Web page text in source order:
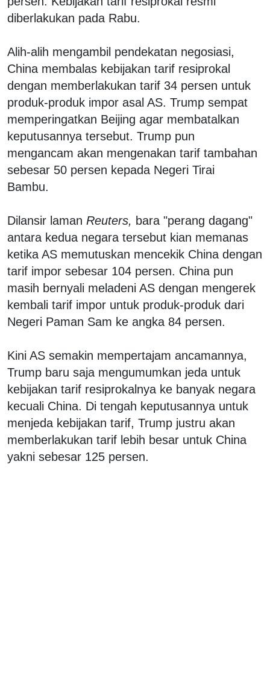
diberlakukan pada Rabu.
Alih-alih mengambil pendekatan negosiasi,
China membalas kebijakan tarif resiprokal
dengan memberlakukan tarif 34 persen untuk
produk-produk impor asal AS. Trump sempat
memperingatkan Beijing agar membatalkan
keputusannya tersebut. Trump pun
mengancam akan mengenakan tarif tambahan
sebesar 50 persen kepada Negeri Tirai
Bambu.
Dilansir laman Reuters, bara "perang dagang"
antara kedua negara tersebut kian memanas
ketika AS memutuskan mencekik China dengan
tarif impor sebesar 104 persen. China pun
masih bernyali meladeni AS dengan mengerek
kembali tarif impor untuk produk-produk dari
Negeri Paman Sam ke angka 84 persen.
Kini AS semakin mempertajam ancamannya,
Trump baru saja mengumumkan jeda untuk
kebijakan tarif resiprokalnya ke banyak negara
kecuali China. Di tengah keputusannya untuk
menjeda kebijakan tarif, Trump justru akan
memberlakukan tarif lebih besar untuk China
yakni sebesar 125 persen.